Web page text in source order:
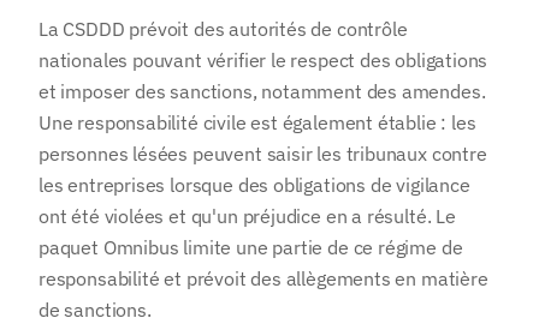
La CSDDD prévoit des autorités de contrôle
nationales pouvant vérifier le respect des obligations
et imposer des sanctions, notamment des amendes.
Une responsabilité civile est également établie : les
personnes lésées peuvent saisir les tribunaux contre
les entreprises lorsque des obligations de vigilance
ont été violées et qu'un préjudice en a résulté. Le
paquet Omnibus limite une partie de ce régime de
responsabilité et prévoit des allègements en matière
de sanctions.